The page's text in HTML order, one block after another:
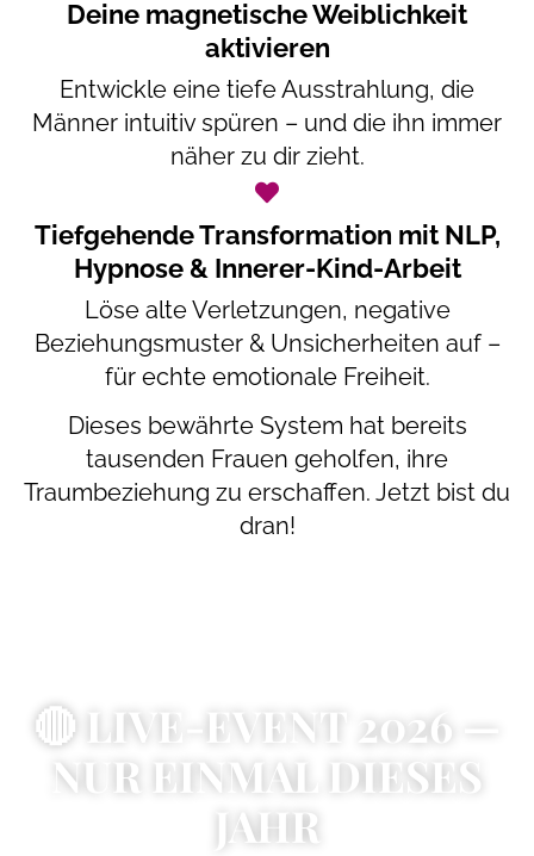
Deine magnetische Weiblichkeit
aktivieren
Entwickle eine tiefe Ausstrahlung, die
Männer intuitiv spüren – und die ihn immer
näher zu dir zieht.
Tiefgehende Transformation mit NLP,
Hypnose & Innerer-Kind-Arbeit
Löse alte Verletzungen, negative
Beziehungsmuster & Unsicherheiten auf –
für echte emotionale Freiheit.
Dieses bewährte System hat bereits
tausenden Frauen geholfen, ihre
Traumbeziehung zu erschaffen. Jetzt bist du
dran!
🔴 LIVE-EVENT 2026 —
NUR EINMAL DIESES
JAHR